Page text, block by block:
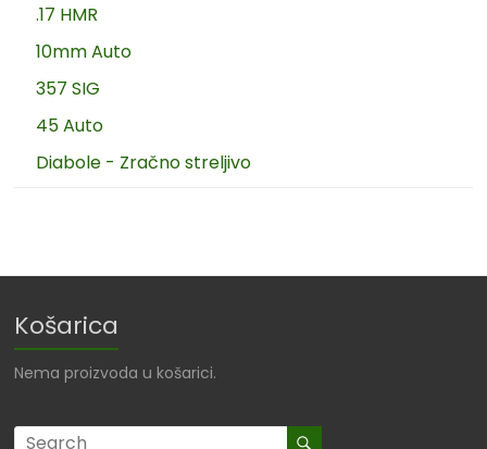
.17 HMR
10mm Auto
357 SIG
45 Auto
Diabole - Zračno streljivo
Košarica
Nema proizvoda u košarici.